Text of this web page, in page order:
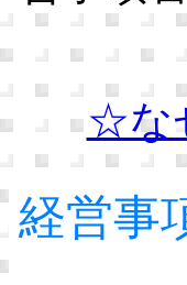
☆な
経営事